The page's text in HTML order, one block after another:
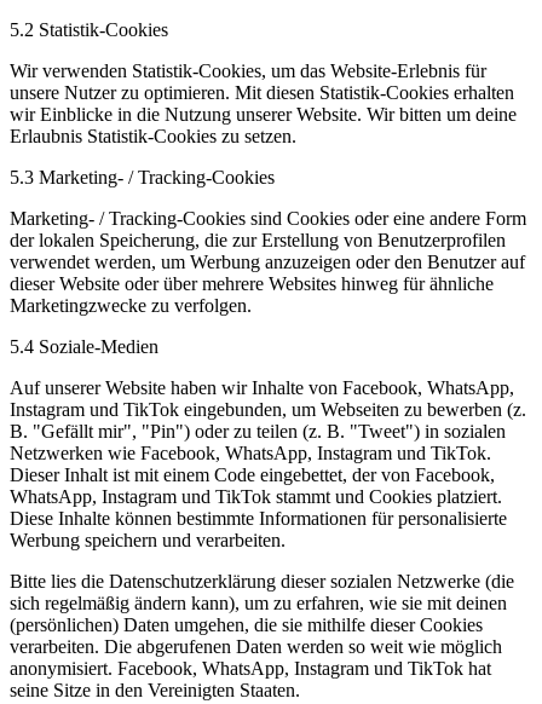
5.2 Statistik-Cookies
Wir verwenden Statistik-Cookies, um das Website-Erlebnis für
unsere Nutzer zu optimieren. Mit diesen Statistik-Cookies erhalten
wir Einblicke in die Nutzung unserer Website. Wir bitten um deine
Erlaubnis Statistik-Cookies zu setzen.
5.3 Marketing- / Tracking-Cookies
Marketing- / Tracking-Cookies sind Cookies oder eine andere Form
der lokalen Speicherung, die zur Erstellung von Benutzerprofilen
verwendet werden, um Werbung anzuzeigen oder den Benutzer auf
dieser Website oder über mehrere Websites hinweg für ähnliche
Marketingzwecke zu verfolgen.
5.4 Soziale-Medien
Auf unserer Website haben wir Inhalte von Facebook, WhatsApp,
Instagram und TikTok eingebunden, um Webseiten zu bewerben (z.
B. "Gefällt mir", "Pin") oder zu teilen (z. B. "Tweet") in sozialen
Netzwerken wie Facebook, WhatsApp, Instagram und TikTok.
Dieser Inhalt ist mit einem Code eingebettet, der von Facebook,
WhatsApp, Instagram und TikTok stammt und Cookies platziert.
Diese Inhalte können bestimmte Informationen für personalisierte
Werbung speichern und verarbeiten.
Bitte lies die Datenschutzerklärung dieser sozialen Netzwerke (die
sich regelmäßig ändern kann), um zu erfahren, wie sie mit deinen
(persönlichen) Daten umgehen, die sie mithilfe dieser Cookies
verarbeiten. Die abgerufenen Daten werden so weit wie möglich
anonymisiert. Facebook, WhatsApp, Instagram und TikTok hat
seine Sitze in den Vereinigten Staaten.